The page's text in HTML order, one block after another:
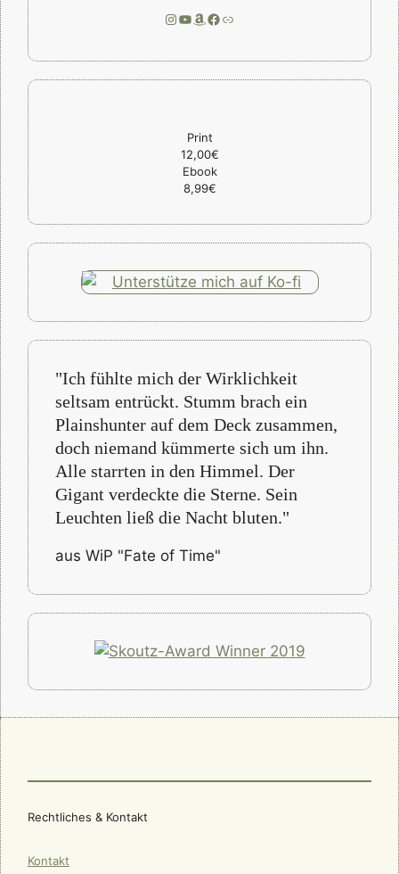
Instagram
YouTube
Amazon
Facebook
Link
Print
12,00€
Ebook
8,99€
"Ich fühlte mich der Wirklichkeit
seltsam entrückt. Stumm brach ein
Plainshunter auf dem Deck zusammen,
doch niemand kümmerte sich um ihn.
Alle starrten in den Himmel. Der
Gigant verdeckte die Sterne. Sein
Leuchten ließ die Nacht bluten."
aus WiP "Fate of Time"
Rechtliches & Kontakt
Kontakt